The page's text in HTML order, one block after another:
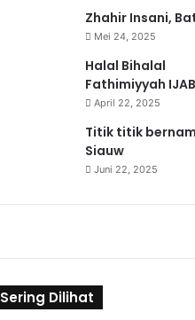
Zhahir Insani,
Mei 24, 2025
Halal Bihalal
Fathimiyyah
April 22, 2025
Titik titik
Siauw
Juni 22, 2025
Sering Dilihat